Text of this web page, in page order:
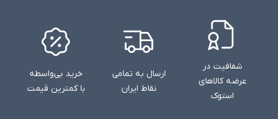
شفافیت در
عرضه کالاهای
استوک
ارسال به تمامی
نقاط ایران
خرید بی‌واسطه
با کمترین قیمت